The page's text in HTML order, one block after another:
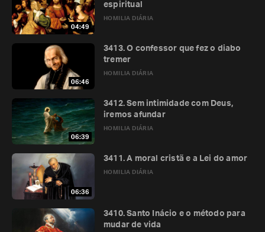
04:49
HOMILIA DIÁRIA
espiritual
06:46
HOMILIA DIÁRIA
3413. O confessor que fez o diabo
tremer
06:39
HOMILIA DIÁRIA
3412. Sem intimidade com Deus,
iremos afundar
06:36
HOMILIA DIÁRIA
3411. A moral cristã e a Lei do amor
3410. Santo Inácio e o método para
mudar de vida